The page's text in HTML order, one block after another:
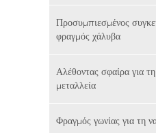
Προσυμπιεσμένος
φραγμός χάλυβα
Αλέθοντας σφαίρα για τη
μεταλλεία
Φραγμός γωνίας για τη